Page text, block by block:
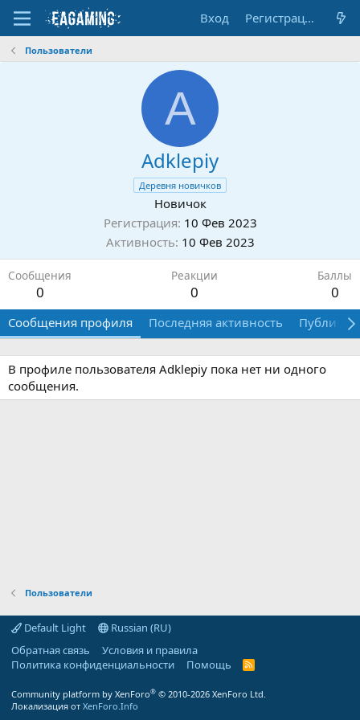
Вход Регистрация
Пользователи
A
Adklepiy
Деревня новичков
Новичок
Регистрация 10 Фев 2023
Активность 10 Фев 2023
Сообщения
0
Реакции
0
Баллы
0
Сообщения профиля Последняя активность
В профиле пользователя Adklepiy пока нет ни одного
сообщения.
Пользователи
Default Light
Russian (RU)
Обратная связь
Условия и правила
Политика конфиденциальности
Помощь
R
Community platform by XenForo® © 2010-2026 XenForo Ltd.
Локализация от XenForo.Info